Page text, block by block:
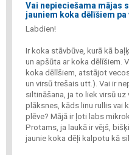
Vai nepieciešama mājas
jauniem koka dēlīšiem
Labdien!
Ir koka stāvbūve, kurā kā
un apšūta ar koka dēlīšiem.
koka dēlīšiem, atstājot
un virsū trešais utt.). Vai ir
siltināšana, ja to liek virsū
plāksnes, kāds linu rullis vai
plēve? Mājā ir ļoti labs
Protams, ja laukā ir vējš,
jaunie koka dēļi kalpotu kā